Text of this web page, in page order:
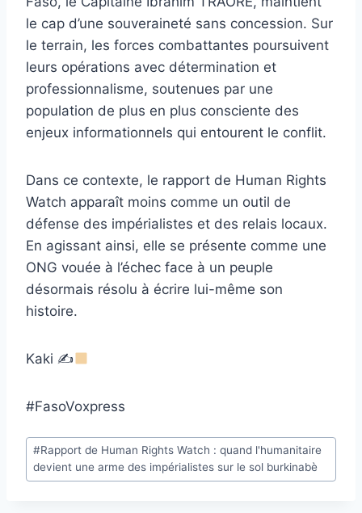
le cap d’une souveraineté sans concession. Sur
le terrain, les forces combattantes poursuivent
leurs opérations avec détermination et
professionnalisme, soutenues par une
population de plus en plus consciente des
enjeux informationnels qui entourent le conflit.
Dans ce contexte, le rapport de Human Rights
Watch apparaît moins comme un outil de
défense des impérialistes et des relais locaux.
En agissant ainsi, elle se présente comme une
ONG vouée à l’échec face à un peuple
désormais résolu à écrire lui-même son
histoire.
Kaki ✍
#FasoVoxpress
Étiquettes
de
la
#Rapport de Human Rights Watch : quand l'humanitaire
devient une arme des impérialistes sur le sol burkinabè